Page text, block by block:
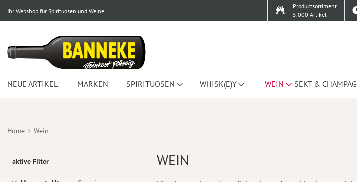
Ihr Webshop für Spirituosen und Weine
Produktsortiment
5.000 Artikel
NEUE ARTIKEL MARKEN SPIRITUOSEN WHISK(E)Y WEIN SEKT &
Home Wein
WEIN
aktive Filter